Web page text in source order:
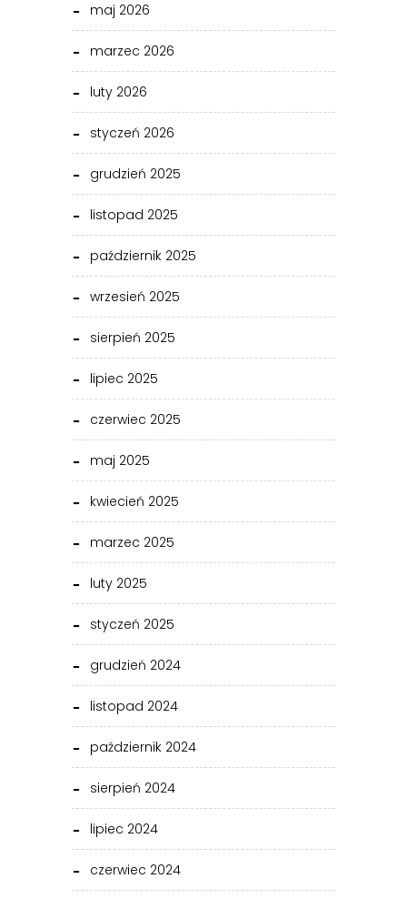
maj 2026
marzec 2026
luty 2026
styczeń 2026
grudzień 2025
listopad 2025
październik 2025
wrzesień 2025
sierpień 2025
lipiec 2025
czerwiec 2025
maj 2025
kwiecień 2025
marzec 2025
luty 2025
styczeń 2025
grudzień 2024
listopad 2024
październik 2024
sierpień 2024
lipiec 2024
czerwiec 2024